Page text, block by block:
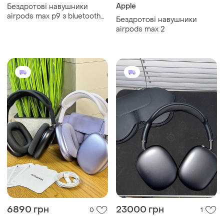
Бездротові навушники
airpods max p9 з bluetooth
Apple
Бездротові навушники
airpods max 2
6890 грн 0 23000 грн 1